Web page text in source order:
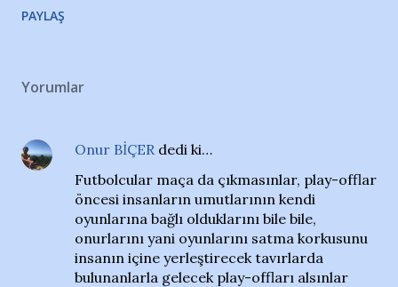
PAYLAŞ
Yorumlar
Onur BİÇER dedi ki…
Futbolcular maça da çıkmasınlar, play-offlar
öncesi insanların umutlarının kendi
oyunlarına bağlı olduklarını bile bile,
onurlarını yani oyunlarını satma korkusunu
insanın içine yerleştirecek tavırlarda
bulunanlarla gelecek play-offları alsınlar